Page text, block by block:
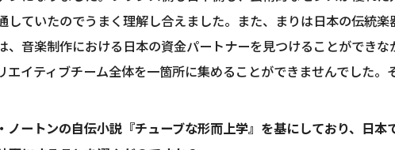
していたのでうまく理解し合えました。また、まりは日本の伝統
、音楽制作における日本の資金パートナーを見つけることができ
エイティブチーム全体を一箇所に集めることができませんでした。
ノートンの自伝小説『チューブな形而上学』を基にしており、日